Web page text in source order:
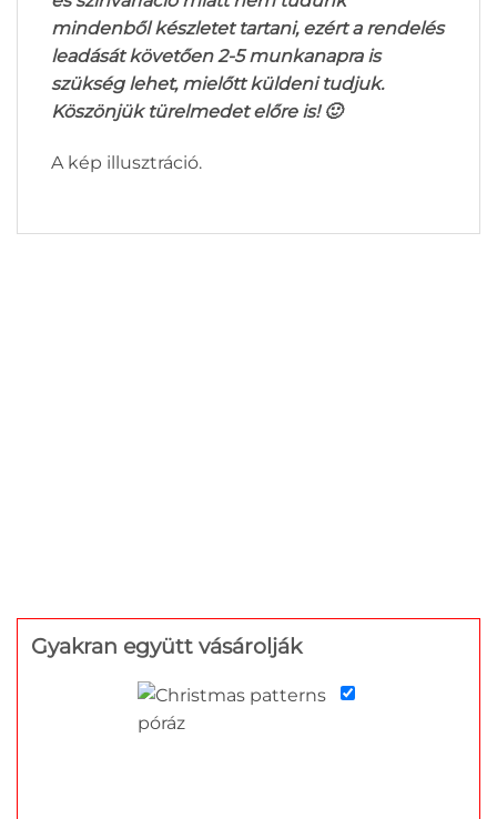
mindenből készletet tartani, ezért a rendelés
leadását követően 2-5 munkanapra is
szükség lehet, mielőtt küldeni tudjuk.
Köszönjük türelmedet előre is! 🙂
A kép illusztráció.
Gyakran együtt vásárolják